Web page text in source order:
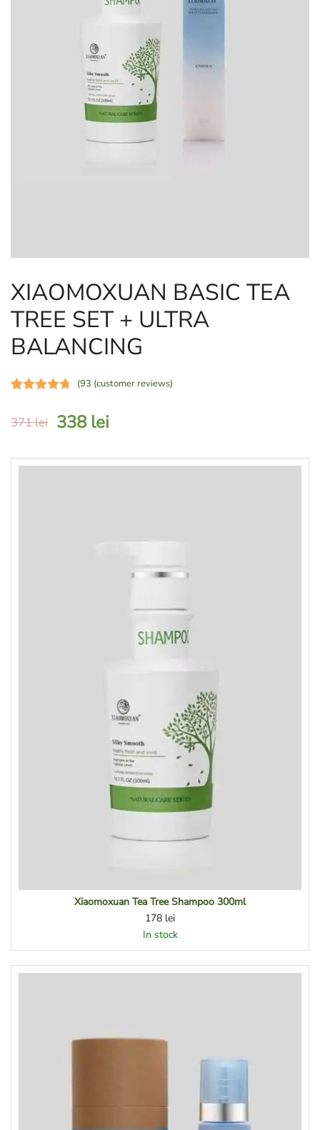
XIAOMOXUAN BASIC TEA
TREE SET + ULTRA
BALANCING
out of 5
(93 (customer reviews)
371lei 338lei
Xiaomoxuan Tea Tree Shampoo 300ml
178 lei
In stock